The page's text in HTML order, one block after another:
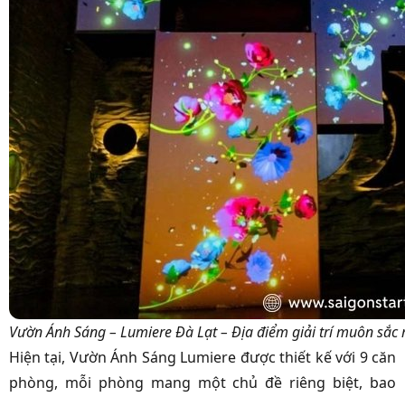
Vườn Ánh Sáng – Lumiere Đà Lạt – Địa điểm giải trí muôn sắc
Hiện tại, Vườn Ánh Sáng Lumiere được thiết kế với 9 căn
phòng, mỗi phòng mang một chủ đề riêng biệt, bao